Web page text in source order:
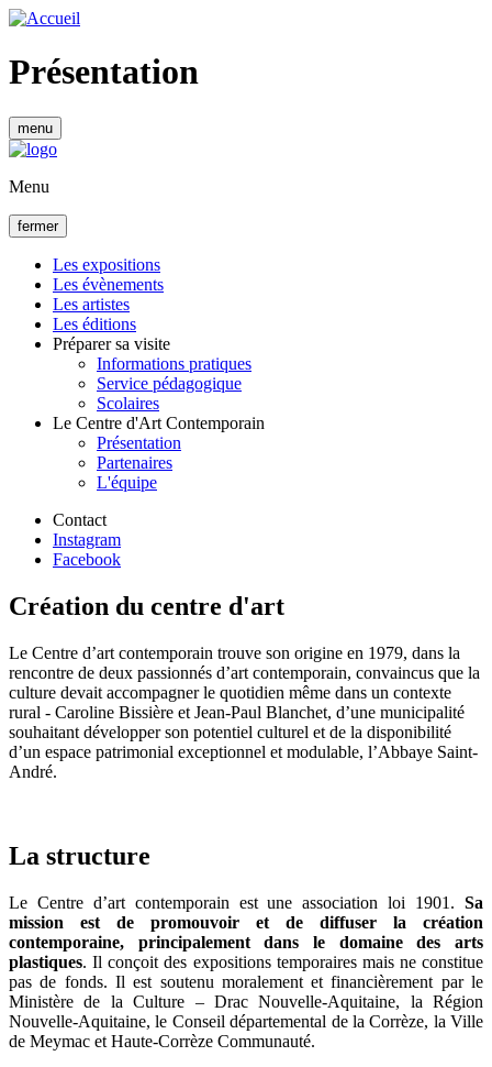
Aller
contenu
principal
Présentation
menu
Menu
fermer
Navigation
principale
Les expositions
Les évènements
Les artistes
Les éditions
Préparer sa visite
Informations pratiques
Service pédagogique
Scolaires
Le Centre d'Art Contemporain
Présentation
Partenaires
L'équipe
Contact
Instagram
Facebook
Création du centre d'art
Le Centre d’art contemporain trouve son origine en 1979, dans la
rencontre de deux passionnés d’art contemporain, convaincus que la
culture devait accompagner le quotidien même dans un contexte
rural - Caroline Bissière et Jean-Paul Blanchet, d’une municipalité
souhaitant développer son potentiel culturel et de la disponibilité
d’un espace patrimonial exceptionnel et modulable, l’Abbaye Saint-
André.
La structure
Le Centre d’art contemporain est une association loi 1901. Sa
mission est de promouvoir et de diffuser la création
contemporaine, principalement dans le domaine des arts
plastiques. Il conçoit des expositions temporaires mais ne constitue
pas de fonds. Il est soutenu moralement et financièrement par le
Ministère de la Culture – Drac Nouvelle-Aquitaine, la Région
Nouvelle-Aquitaine, le Conseil départemental de la Corrèze, la Ville
de Meymac et Haute-Corrèze Communauté.